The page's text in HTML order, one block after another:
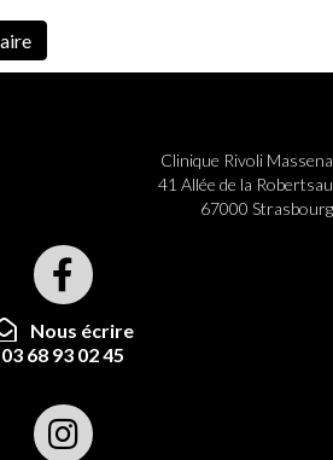
41 Allée de la Robertsau
67000 Strasbourg
03 68 93 02 45